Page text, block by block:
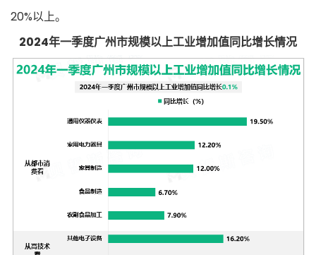
20%以上。
2024年一季度广州市规模以上工业增加值同比增长情况